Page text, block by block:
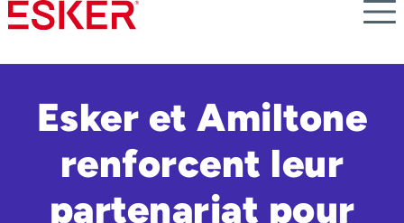
Skip
to
content
Esker et Amiltone
renforcent leur
partenariat pour